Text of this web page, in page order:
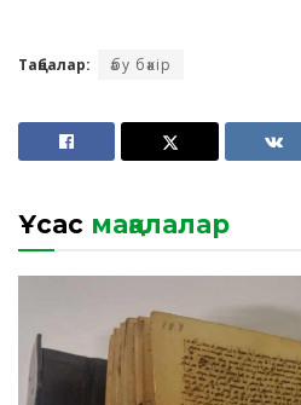
Таңбалар: әбу бәкір
Ұқсас мақалалар